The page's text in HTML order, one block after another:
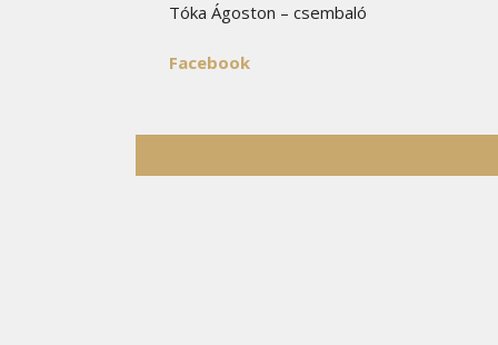
Tóka Ágoston – csembaló
Facebook